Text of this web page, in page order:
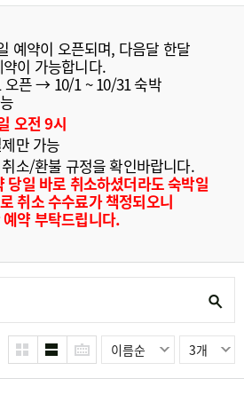
예약이 오픈되며, 다음달 한달
이 가능합니다.
오픈 → 10/1 ~ 10/31 숙박
오전 9시
만 가능
소/환불 규정을 확인바랍니다.
일 바로 취소하셨더라도 숙박일
취소 수수료가 책정되오니
약 부탁드립니다.
이름순 3개